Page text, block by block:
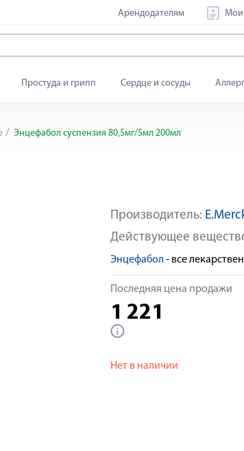
Арендодателям Мои
Простуда и грипп Сердце и сосуды
Энцефабол суспензия 80,5мг/5мл 200мл
Производитель:
Действующее
Энцефабол - все
Последняя цена продажи
1 221
Нет в наличии